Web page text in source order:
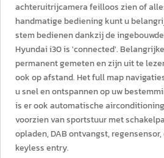
achteruitrijcamera feilloos zien of
handmatige bediening kunt u
stem bedienen dankzij de
Hyundai i30 is 'connected'.
permanent gemeten en zijn uit te
ook op afstand. Het full map
u snel en ontspannen op uw
is er ook automatische
voorzien van sportstuur met
opladen, DAB ontvangst,
keyless entry.